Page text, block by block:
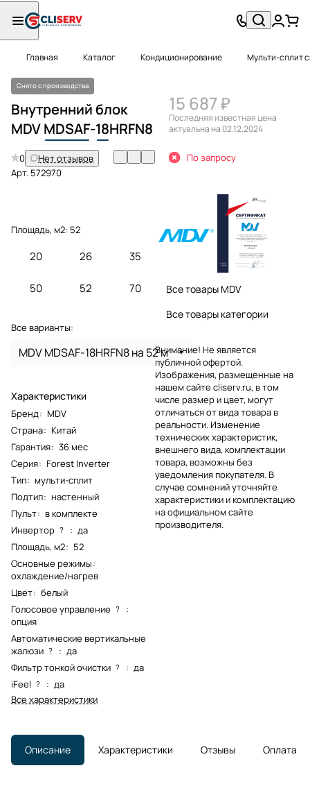
Главная Каталог Кондиционирование Мульти-сплит
Снято с производства
Внутренний блок
MDVMDSAF-18HRFN8
0
Нет отзывов
Арт. 572970
Площадь, м2: 52
20 26 35
50 52 70
Все варианты:
MDV MDSAF-18HRFN8 на 52 м
Характеристики
Бренд: MDV
Страна: Китай
Гарантия: 36 мес
Серия: Forest Inverter
Тип: мульти-сплит
Подтип: настенный
Пульт: в комплекте
Инвертор ? : да
Площадь, м2: 52
Основные режимы:
охлаждение/нагрев
Цвет: белый
Голосовое управление ?
:
опция
Автоматические вертикальные
жалюзи ? : да
Фильтр тонкой очистки ? : да
iFeel ? : да
Все характеристики
15 687 ₽
Последняя известная цена
актуальна на 02.12.2024
По запросу
Все товары MDV
Все товары категории
Внимание! Не является
публичной офертой.
Изображения, размещенные на
нашем сайте cliserv.ru, в том
числе размер и цвет, могут
отличаться от вида товара в
реальности. Изменение
технических характеристик,
внешнего вида, комплектации
товара, возможны без
уведомления покупателя. В
случае сомнений уточняйте
характеристики и комплектацию
на официальном сайте
производителя.
Описание Характеристики Отзывы Оплата